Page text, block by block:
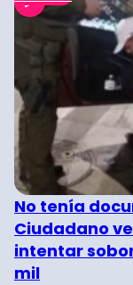
No tenía
Ciudadano
intentar
mil